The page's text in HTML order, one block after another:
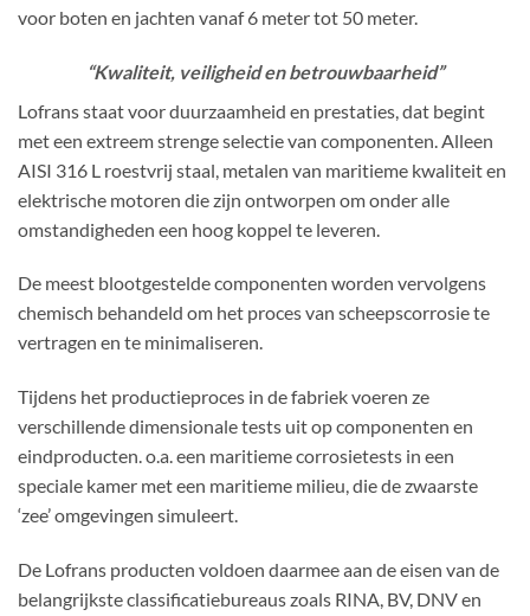
voor boten en jachten vanaf 6 meter tot 50 meter.
“Kwaliteit, veiligheid en betrouwbaarheid”
Lofrans staat voor duurzaamheid en prestaties, dat begint
met een extreem strenge selectie van componenten. Alleen
AISI 316 L roestvrij staal, metalen van maritieme kwaliteit en
elektrische motoren die zijn ontworpen om onder alle
omstandigheden een hoog koppel te leveren.
De meest blootgestelde componenten worden vervolgens
chemisch behandeld om het proces van scheepscorrosie te
vertragen en te minimaliseren.
Tijdens het productieproces in de fabriek voeren ze
verschillende dimensionale tests uit op componenten en
eindproducten. o.a. een maritieme corrosietests in een
speciale kamer met een maritieme milieu, die de zwaarste
‘zee’ omgevingen simuleert.
De Lofrans producten voldoen daarmee aan de eisen van de
belangrijkste classificatiebureaus zoals RINA, BV, DNV en